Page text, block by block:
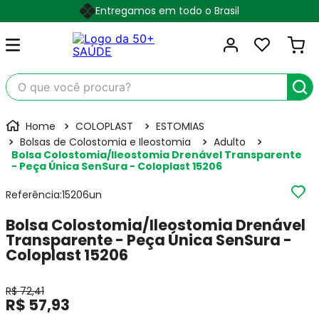
Entregamos em todo o Brasil
O que você procura?
COLOPLAST
ESTOMIAS
Bolsas de Colostomia e Ileostomia
Adulto
Bolsa Colostomia/Ileostomia Drenável Transparente
- Peça Única SenSura - Coloplast 15206
Referência:15206un
Bolsa Colostomia/Ileostomia Drenável
Transparente - Peça Única SenSura -
Coloplast 15206
R$ 72,41
R$ 57,93